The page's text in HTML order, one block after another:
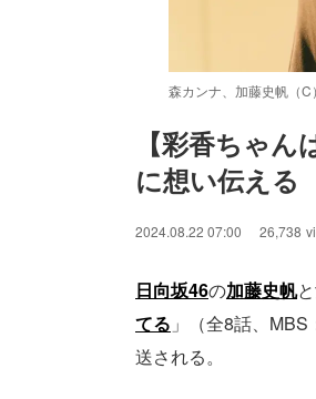
森カンナ、加藤史帆（
【彩香ちゃ
に想い伝える
2024.08.22 07:00 26,738
日向坂46の加藤史帆
てる 」（全8話、
送される。